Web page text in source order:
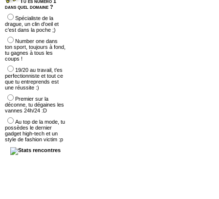
dans quel domaine ?
Spécialiste de la
drague, un clin d'oeil et
c'est dans la poche ;)
Number one dans
ton sport, toujours à fond,
tu gagnes à tous les
coups !
19/20 au travail, t'es
perfectionniste et tout ce
que tu entreprends est
une réussite :)
Premier sur la
déconne, tu dégaines les
vannes 24h/24 :D
Au top de la mode, tu
possèdes le dernier
gadget high-tech et un
style de fashion victim :p